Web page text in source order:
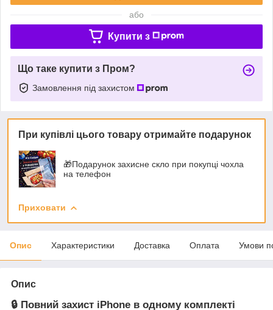
або
Купити з
Що таке купити з Пром?
Замовлення під захистом
При купівлі цього товару отримайте подарунок
🎁Подарунок захисне скло при покупці чохла
на телефон
Приховати
Опис Характеристики Доставка Оплата Умови
Опис
🔒 Повний захист iPhone в одному комплекті